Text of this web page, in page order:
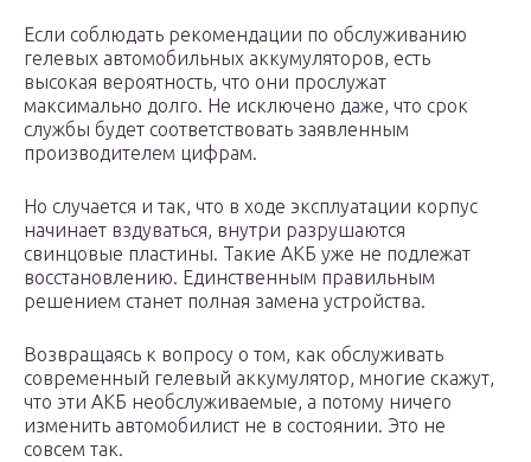
Если соблюдать рекомендации по обслуживанию
гелевых автомобильных аккумуляторов, есть
высокая вероятность, что они прослужат
максимально долго. Не исключено даже, что срок
службы будет соответствовать заявленным
производителем цифрам.
Но случается и так, что в ходе эксплуатации корпус
начинает вздуваться, внутри разрушаются
свинцовые пластины. Такие АКБ уже не подлежат
восстановлению. Единственным правильным
решением станет полная замена устройства.
Возвращаясь к вопросу о том, как обслуживать
современный гелевый аккумулятор, многие скажут,
что эти АКБ необслуживаемые, а потому ничего
изменить автомобилист не в состоянии. Это не
совсем так.